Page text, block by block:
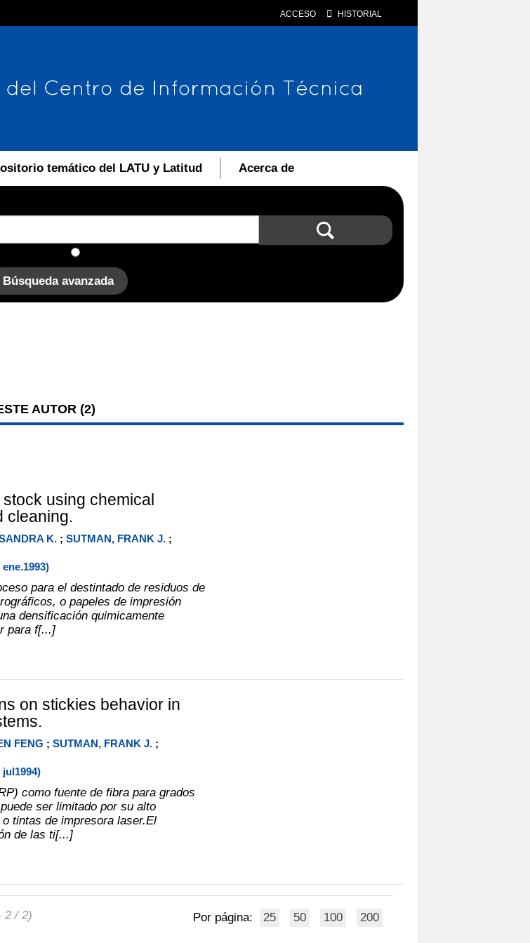
ACCESO HISTORIAL
temático del LATU y Latitud Acerca de
Búsqueda avanzada
AUTOR (2)
using chemical
cleaning.
K.; SUTMAN, FRANK J.;
para el destintado de residuos de
o papeles de impresión
densificación quimicamente
para f[...]
on stickies behavior in
FENG ; SUTMAN, FRANK J.;
jul1994)
como fuente de fibra para grados
ser limitado por su alto
tintas de impresora laser.El
de las ti[...]
2 / 2) Por página: 25 50 100 200